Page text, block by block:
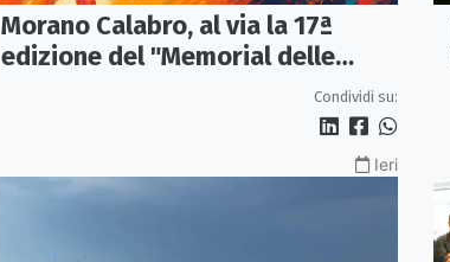
Morano Calabro, al via la 17ª
edizione del "Memorial delle
Condividi su:
Ieri